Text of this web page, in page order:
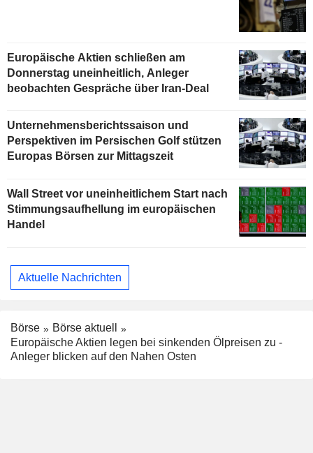
Europäische Aktien schließen am
Donnerstag uneinheitlich, Anleger
beobachten Gespräche über Iran-Deal
Unternehmensberichtssaison und
Perspektiven im Persischen Golf stützen
Europas Börsen zur Mittagszeit
Wall Street vor uneinheitlichem Start nach
Stimmungsaufhellung im europäischen
Handel
Aktuelle Nachrichten
Börse
Börse aktuell
Europäische Aktien legen bei sinkenden Ölpreisen zu -
Anleger blicken auf den Nahen Osten